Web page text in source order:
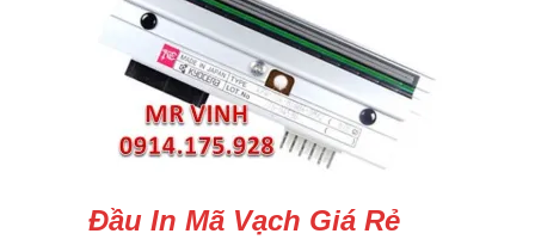
Đầu In Mã Vạch Giá Rẻ